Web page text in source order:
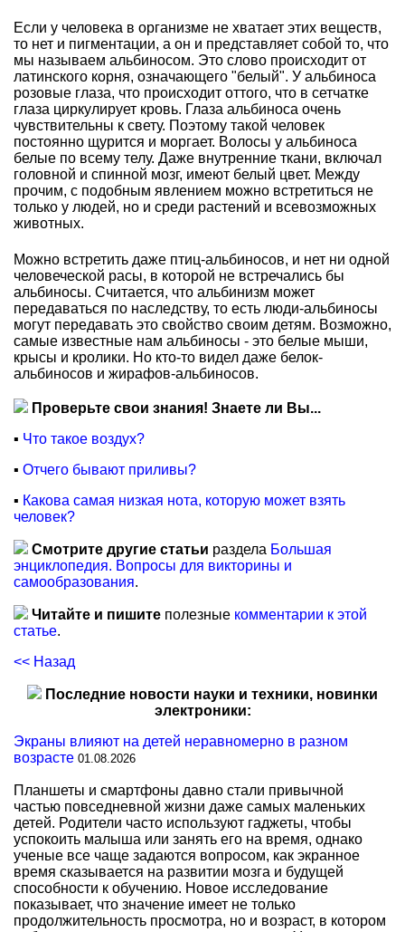
Если у человека в организме не хватает этих веществ,
то нет и пигментации, а он и представляет собой то, что
мы называем альбиносом. Это слово происходит от
латинского корня, означающего "белый". У альбиноса
розовые глаза, что происходит оттого, что в сетчатке
глаза циркулирует кровь. Глаза альбиноса очень
чувствительны к свету. Поэтому такой человек
постоянно щурится и моргает. Волосы у альбиноса
белые по всему телу. Даже внутренние ткани, включал
головной и спинной мозг, имеют белый цвет. Между
прочим, с подобным явлением можно встретиться не
только у людей, но и среди растений и всевозможных
животных.
Можно встретить даже птиц-альбиносов, и нет ни одной
человеческой расы, в которой не встречались бы
альбиносы. Считается, что альбинизм может
передаваться по наследству, то есть люди-альбиносы
могут передавать это свойство своим детям. Возможно,
самые известные нам альбиносы - это белые мыши,
крысы и кролики. Но кто-то видел даже белок-
альбиносов и жирафов-альбиносов.
Проверьте свои знания! Знаете ли Вы...
▪ Что такое воздух?
▪ Отчего бывают приливы?
▪ Какова самая низкая нота, которую может взять
человек?
Смотрите другие статьи раздела Большая
энциклопедия. Вопросы для викторины и
самообразования.
Читайте и пишите полезные комментарии к этой
статье.
<< Назад
Последние новости науки и техники, новинки
электроники:
Экраны влияют на детей неравномерно в разном
возрасте 01.08.2026
Планшеты и смартфоны давно стали привычной
частью повседневной жизни даже самых маленьких
детей. Родители часто используют гаджеты, чтобы
успокоить малыша или занять его на время, однако
ученые все чаще задаются вопросом, как экранное
время сказывается на развитии мозга и будущей
способности к обучению. Новое исследование
показывает, что значение имеет не только
продолжительность просмотра, но и возраст, в котором